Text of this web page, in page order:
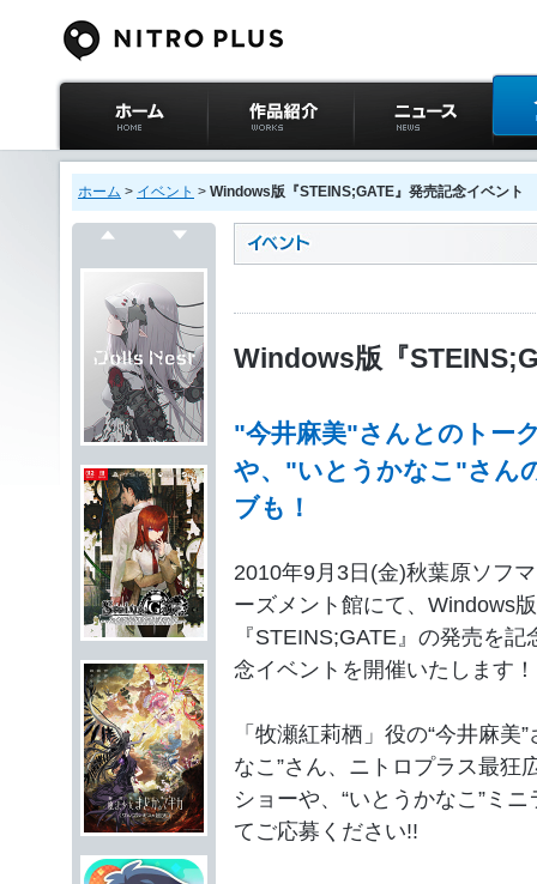
ニトロプラス公式
サイト ホーム
作品紹介 ニュース イベ
ホーム > イベント > Windows版『STEINS;GATE』発売記念イベント
Windows版『
"今井麻美"さんとのトー
や、"いとうかなこ"さん
ブも！
2010年9月3日(金)秋葉原ソフ
ーズメント館にて、Windows版
『STEINS;GATE』の発売を記
念イベントを開催いたします！
「牧瀬紅莉栖」役の“今井麻
なこ”さん、ニトロプラス最狂
ショーや、“いとうかなこ”ミ
てご応募ください!!